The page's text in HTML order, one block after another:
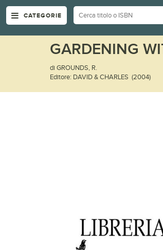
CATEGORIE
GARDENING
di GROUNDS, R.
Editore: DAVID & CHARLES (2004)